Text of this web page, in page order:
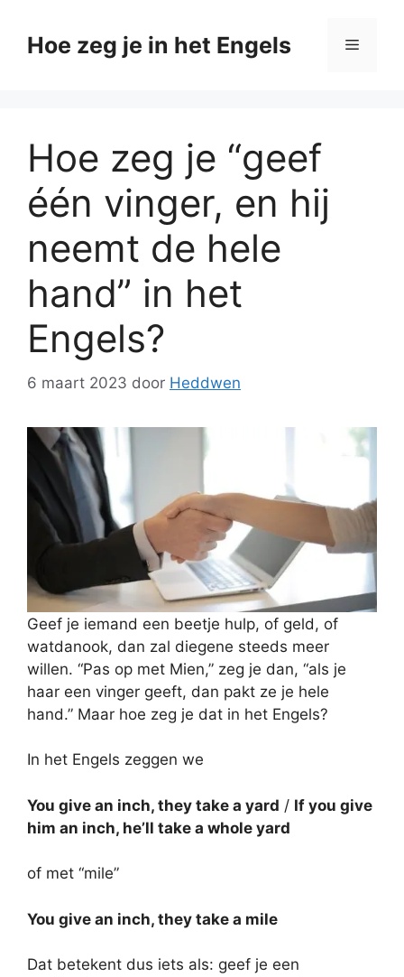
naarHoe zeg je in het Engels Menu
Hoe zeg je “geef
één vinger, en hij
neemt de hele
hand” in het
Engels?
6 maart 2023 door Heddwen
Geef je iemand een beetje hulp, of geld, of
watdanook, dan zal diegene steeds meer
willen. “Pas op met Mien,” zeg je dan, “als je
haar een vinger geeft, dan pakt ze je hele
hand.” Maar hoe zeg je dat in het Engels?
In het Engels zeggen we
You give an inch, they take a yard / If you give
him an inch, he’ll take a whole yard
of met “mile”
You give an inch, they take a mile
Dat betekent dus iets als: geef je een